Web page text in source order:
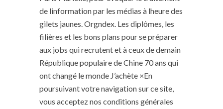
de linformation par les médias à lheure des
gilets jaunes. Orgndex. Les diplômes, les
filières et les bons plans pour se préparer
aux jobs qui recrutent et à ceux de demain
République populaire de Chine 70 ans qui
ont changé le monde J’achète ×En
poursuivant votre navigation sur ce site,
vous acceptez nos conditions générales